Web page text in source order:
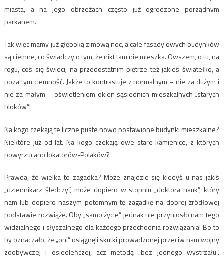
miasta, a na jego obrzeżach często już ogrodzone porządnym
parkanem.
Tak więc mamy już głęboką zimową noc, a całe fasady owych budynków
są ciemne, co świadczy o tym, że nikt tam nie mieszka. Owszem, o tu, na
rogu, coś się świeci; na przedostatnim piętrze też jakieś światełko, a
poza tym ciemność. Jakże to kontrastuje z normalnym – nie za dużym i
nie za małym – oświetleniem okien sąsiednich mieszkalnych „starych
bloków”!
Na kogo czekają te liczne puste nowo postawione budynki mieszkalne?
Niektóre już od lat. Na kogo czekają owe stare kamienice, z których
powyrzucano lokatorów-Polaków?
Prawda, że wielka to zagadka? Może znajdzie się kiedyś u nas jakiś
„dziennikarz śledczy”, może dopiero w stopniu „doktora nauk”, który
nam lub dopiero naszym potomnym tę zagadkę na dobrej źródłowej
podstawie rozwiąże. Oby „samo życie” jednak nie przyniosło nam tego
widzialnego i słyszalnego dla każdego przechodnia rozwiązania! Bo to
by oznaczało, że „oni” osiągnęli skutki prowadzonej przeciw nam wojny
zdobywczej i osiedleńczej, acz metodą „bez jednego wystrzału”.